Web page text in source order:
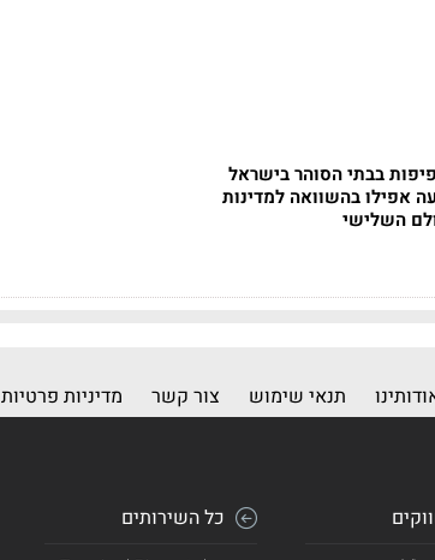
בבתי הסוהר בישראל
אפילו בהשוואה למדינות
השלישי
תנאי שימוש צור קשר מדיניות פרטיות
כל השירותים